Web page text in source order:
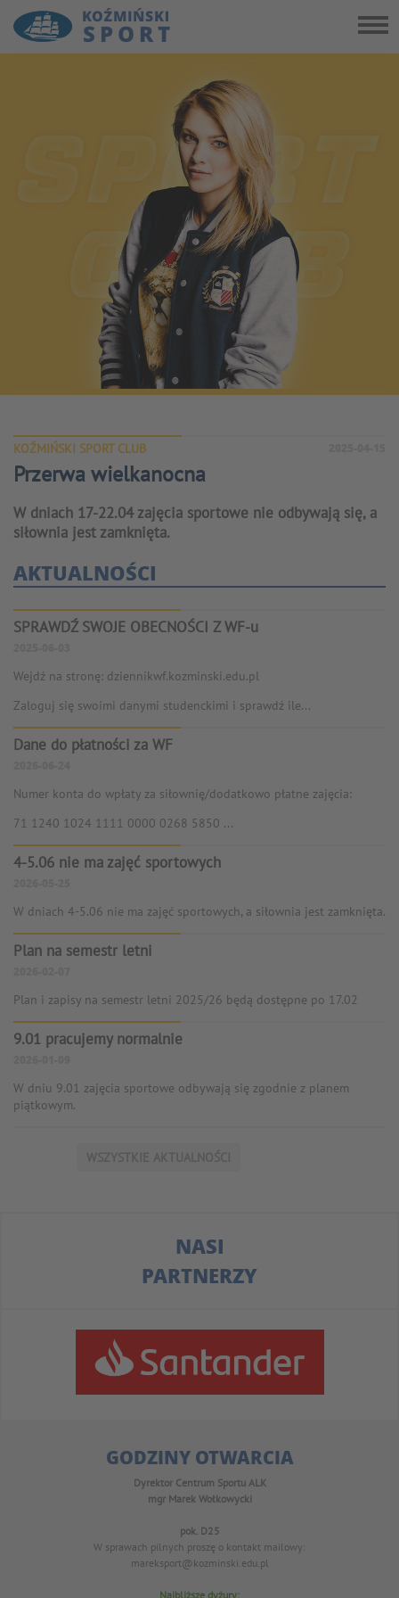
KOŹMIŃSKI SPORT CLUB
Przerwa wielkanocna
W dniach 17-22.04 zajęcia sportowe nie odbywają się, a
siłownia jest zamknięta.
AKTUALNOŚCI
SPRAWDŹ SWOJE OBECNOŚCI Z WF-u
Wejdź na stronę: dziennikwf.kozminski.edu.pl
Zaloguj się swoimi danymi studenckimi i sprawdź ile...
Dane do płatności za WF
Numer konta do wpłaty za siłownię/dodatkowo płatne zajęcia:
71 1240 1024 1111 0000 0268 5850 ...
4-5.06 nie ma zajęć sportowych
W dniach 4-5.06 nie ma zajęć sportowych, a siłownia jest zamknięta.
Plan na semestr letni
Plan i zapisy na semestr letni 2025/26 będą dostępne po 17.02
9.01 pracujemy normalnie
W dniu 9.01 zajęcia sportowe odbywają się zgodnie z planem
piątkowym.
NASI
PARTNERZY
GODZINY OTWARCIA
Dyrektor Centrum Sportu ALK
mgr Marek Wołkowycki
pok. D25
W sprawach pilnych proszę o kontakt mailowy:
mareksport@kozminski.edu.pl
Najbliższe dyżury: